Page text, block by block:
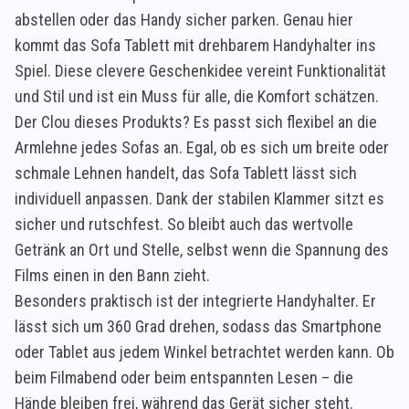
abstellen oder das Handy sicher parken. Genau hier
kommt das Sofa Tablett mit drehbarem Handyhalter ins
Spiel. Diese clevere Geschenkidee vereint Funktionalität
und Stil und ist ein Muss für alle, die Komfort schätzen.
Der Clou dieses Produkts? Es passt sich flexibel an die
Armlehne jedes Sofas an. Egal, ob es sich um breite oder
schmale Lehnen handelt, das Sofa Tablett lässt sich
individuell anpassen. Dank der stabilen Klammer sitzt es
sicher und rutschfest. So bleibt auch das wertvolle
Getränk an Ort und Stelle, selbst wenn die Spannung des
Films einen in den Bann zieht.
Besonders praktisch ist der integrierte Handyhalter. Er
lässt sich um 360 Grad drehen, sodass das Smartphone
oder Tablet aus jedem Winkel betrachtet werden kann. Ob
beim Filmabend oder beim entspannten Lesen – die
Hände bleiben frei, während das Gerät sicher steht.